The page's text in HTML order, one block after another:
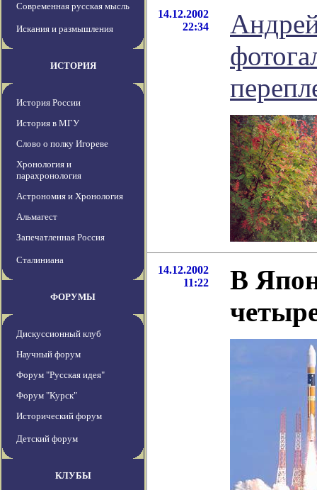
Современная русская мысль
Искания и размышления
ИСТОРИЯ
История России
История в МГУ
Слово о полку Игореве
Хронология и
парахронология
Астрономия и Хронология
Альмагест
Запечатленная Россия
Сталиниана
ФОРУМЫ
Дискуссионный клуб
Научный форум
Форум "Русская идея"
Форум "Курск"
Исторический форум
Детский форум
КЛУБЫ
14.12.2002
22:34
14.12.2002
11:22
В